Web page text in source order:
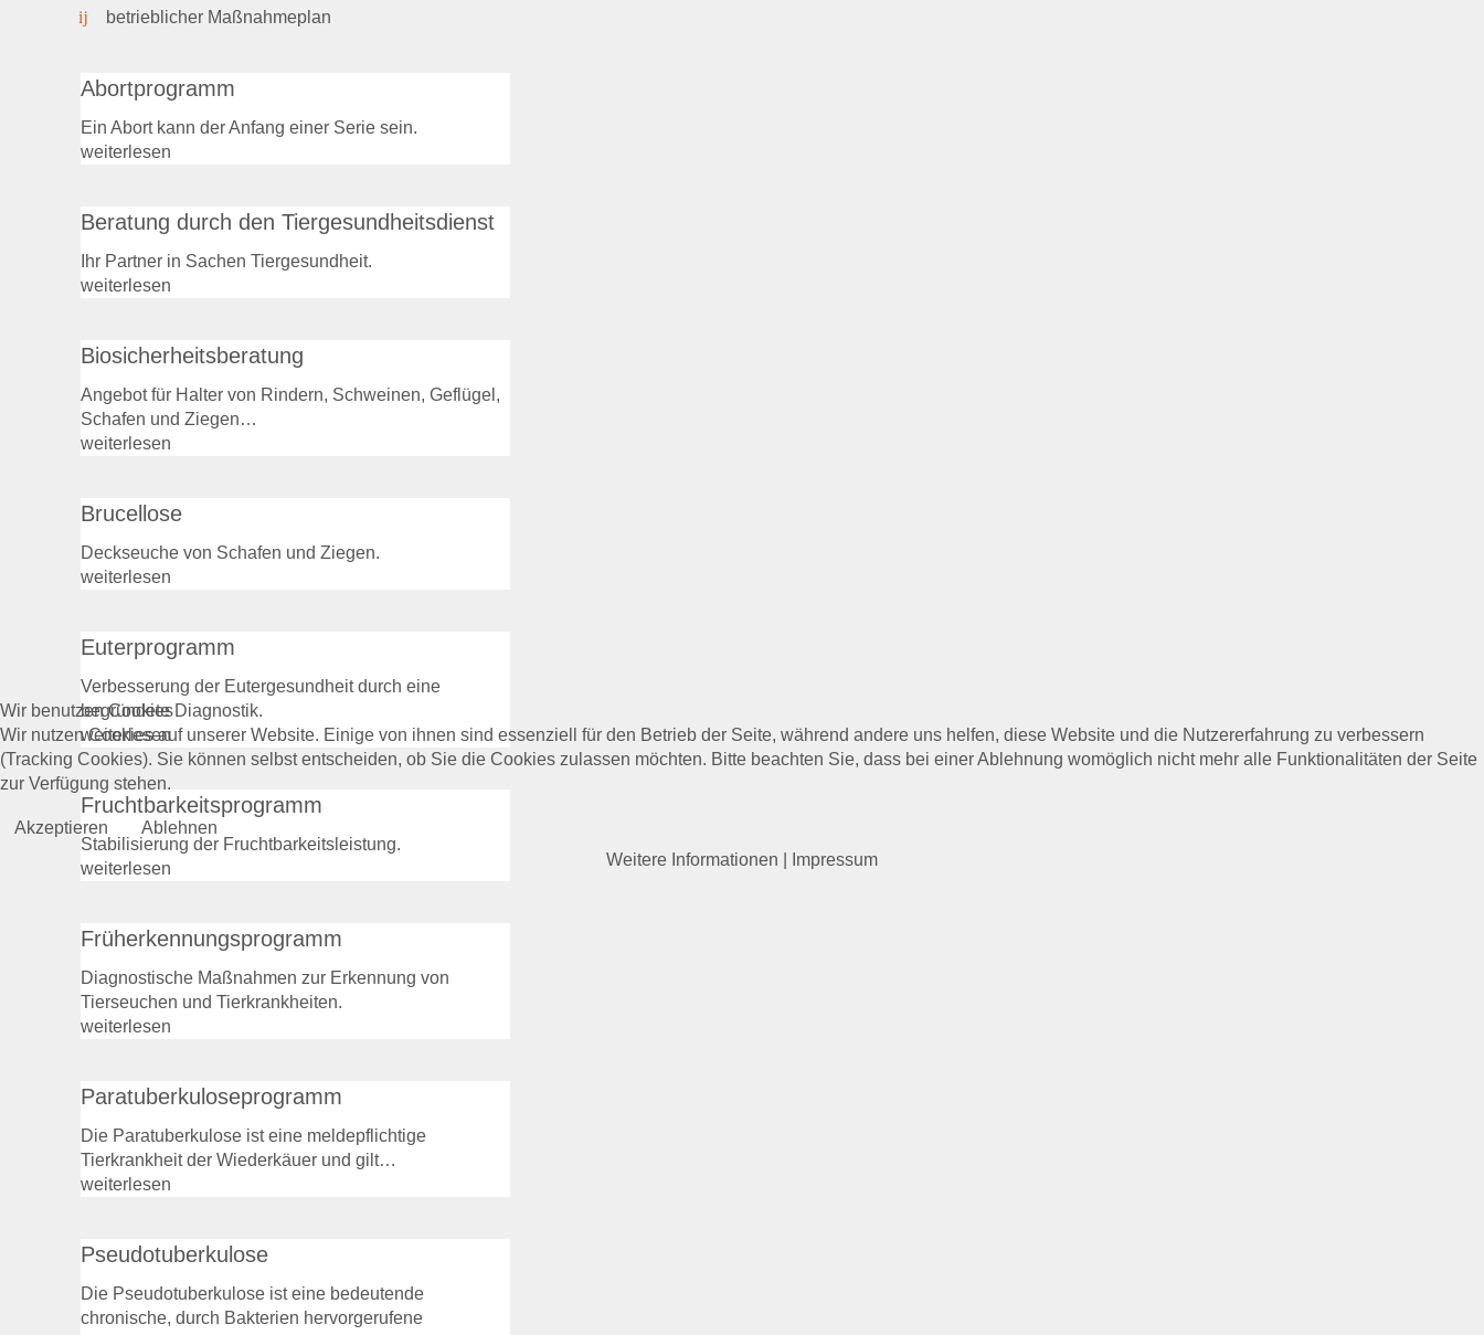
betrieblicher Maßnahmeplan
Abortprogramm
Ein Abort kann der Anfang einer Serie sein.
weiterlesen
Beratung durch den Tiergesundheitsdienst
Ihr Partner in Sachen Tiergesundheit.
weiterlesen
Biosicherheitsberatung
Angebot für Halter von Rindern, Schweinen, Geflügel,
Schafen und Ziegen…
weiterlesen
Brucellose
Deckseuche von Schafen und Ziegen.
weiterlesen
Euterprogramm
Verbesserung der Eutergesundheit durch eine
begründete Diagnostik.
weiterlesen
Fruchtbarkeitsprogramm
Stabilisierung der Fruchtbarkeitsleistung.
weiterlesen
Früherkennungsprogramm
Diagnostische Maßnahmen zur Erkennung von
Tierseuchen und Tierkrankheiten.
weiterlesen
Paratuberkuloseprogramm
Die Paratuberkulose ist eine meldepflichtige
Tierkrankheit der Wiederkäuer und gilt…
weiterlesen
Pseudotuberkulose
Die Pseudotuberkulose ist eine bedeutende
chronische, durch Bakterien hervorgerufene
Wir benutzen Cookies
Wir nutzen Cookies auf unserer Website. Einige von ihnen sind essenziell für den Betrieb der Seite, während andere uns helfen, diese Website und die Nutzererfahrung zu verbessern
(Tracking Cookies). Sie können selbst entscheiden, ob Sie die Cookies zulassen möchten. Bitte beachten Sie, dass bei einer Ablehnung womöglich nicht mehr alle Funktionalitäten der Seite
zur Verfügung stehen.
Akzeptieren
Ablehnen
Weitere Informationen
Impressum